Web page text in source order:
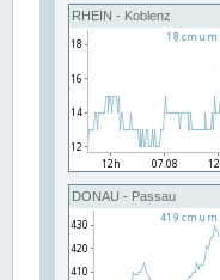
RHEIN - Koblenz
DONAU - Passau